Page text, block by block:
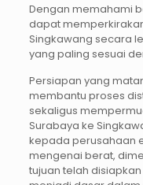
Dengan memahami
dapat
Singkawang secara
yang paling sesuai
Persiapan yang
membantu proses
sekaligus
Surabaya ke
kepada perusahaan
mengenai berat,
tujuan telah